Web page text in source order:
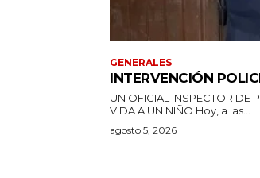
GENERALES
INTERVENCIÓN
UN OFICIAL INSPECTOR DE
VIDA A UN NIÑO Hoy, a las...
agosto 5, 2026